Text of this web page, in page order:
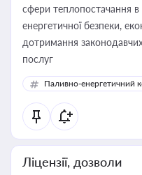
сфери теплопостачання
енергетичної безпеки,
дотримання
послуг
Паливно-енергетичний
Ліцензії, дозволи